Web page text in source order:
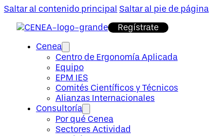
Saltar al contenido principal Saltar al pie de página
Regístrate
Cenea
Centro de Ergonomía Aplicada
Equipo
EPM IES
Comités Científicos y Técnicos
Alianzas Internacionales
Consultoría
Por qué Cenea
Sectores Actividad